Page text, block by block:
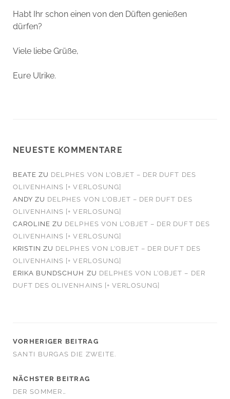
Habt Ihr schon einen von den Düften genießen
dürfen?
Viele liebe Grüße,
Eure Ulrike.
NEUESTE KOMMENTARE
BEATE ZU DELPHES VON L’OBJET – DER DUFT DES
OLIVENHAINS [+ VERLOSUNG]
ANDY ZU DELPHES VON L’OBJET – DER DUFT DES
OLIVENHAINS [+ VERLOSUNG]
CAROLINE ZU DELPHES VON L’OBJET – DER DUFT DES
OLIVENHAINS [+ VERLOSUNG]
KRISTIN ZU DELPHES VON L’OBJET – DER DUFT DES
OLIVENHAINS [+ VERLOSUNG]
ERIKA BUNDSCHUH ZU DELPHES VON L’OBJET – DER
DUFT DES OLIVENHAINS [+ VERLOSUNG]
VORHERIGER BEITRAG
SANTI BURGAS DIE ZWEITE.
NÄCHSTER BEITRAG
DER SOMMER…